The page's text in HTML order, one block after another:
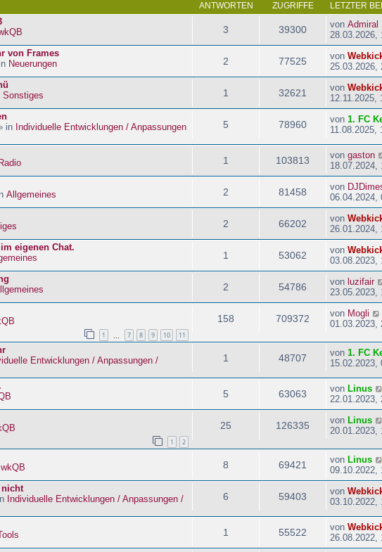
ANTWORTEN ZUGRIFFE LETZTER
3 39300 von Admiral
28.03.2026,
von Frames
Neuerungen 2 77525 von
25.03.2026,
Sonstiges 1 32621 von
12.11.2025,
in Individuelle Entwicklungen / Anpassungen
5 78960 von 1. FC
11.08.2025,
Radio 1 103813 von gaston
18.07.2024,
Allgemeines 2 81458 von
06.04.2024,
2 66202 von
26.01.2024,
eigenen Chat.
1 53062 von
03.08.2023,
2 54786 von luzifair
23.05.2023,
1 7 8 9 10 11
158 709372 von Mogli
01.03.2023,
Entwicklungen / Anpassungen /
1 48707 von 1. FC
15.02.2023,
5 63063 von Linus
22.01.2023,
1 2
25 126335 von Linus
20.01.2023,
wkQB 8 69421 von Linus
09.10.2022,
Individuelle Entwicklungen / Anpassungen /
6 59403 von
03.10.2022,
1 55522 von
26.08.2022,